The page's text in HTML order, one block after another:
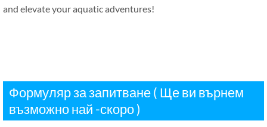
and elevate your aquatic adventures!
Формуляр за запитване ( Ще ви върнем
възможно най -скоро )